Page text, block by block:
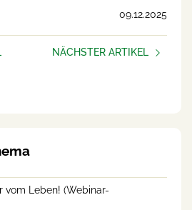
09.12.2025
NÄCHSTER ARTIKEL
vom Leben! (Webinar-